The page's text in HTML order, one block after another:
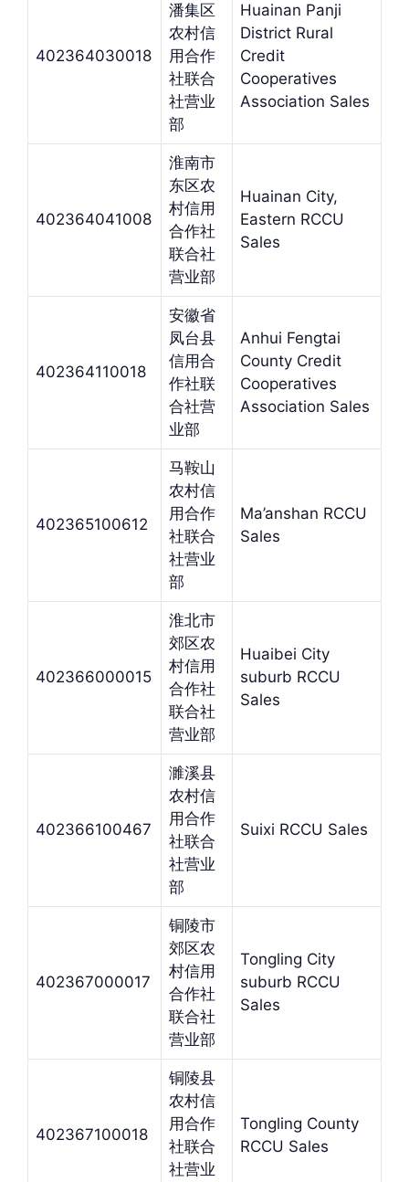
402364030018
潘集区
农村信
用合作
社联合
社营业
部
Huainan Panji
District Rural
Credit
Cooperatives
Association Sales
402364041008
淮南市
东区农
村信用
合作社
联合社
营业部
Huainan City,
Eastern RCCU
Sales
402364110018
安徽省
凤台县
信用合
作社联
合社营
业部
Anhui Fengtai
County Credit
Cooperatives
Association Sales
402365100612
马鞍山
农村信
用合作
社联合
社营业
部
Ma’anshan RCCU
Sales
402366000015
淮北市
郊区农
村信用
合作社
联合社
营业部
Huaibei City
suburb RCCU
Sales
402366100467
濉溪县
农村信
用合作
社联合
社营业
部
Suixi RCCU Sales
402367000017
铜陵市
郊区农
村信用
合作社
联合社
营业部
Tongling City
suburb RCCU
Sales
402367100018
铜陵县
农村信
用合作
社联合
社营业
Tongling County
RCCU Sales